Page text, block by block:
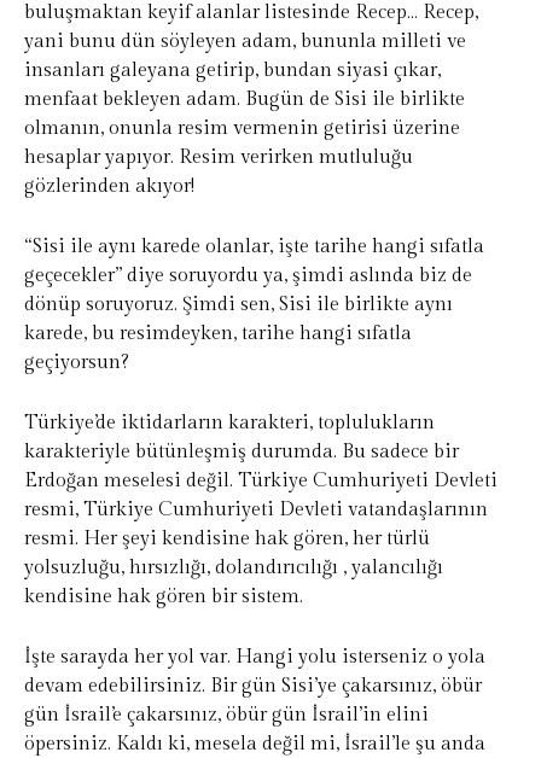
buluşmaktan keyif alanlar listesinde Recep… Recep,
yani bunu dün söyleyen adam, bununla milleti ve
insanları galeyana getirip, bundan siyasi çıkar,
menfaat bekleyen adam. Bugün de Sisi ile birlikte
olmanın, onunla resim vermenin getirisi üzerine
hesaplar yapıyor. Resim verirken mutluluğu
gözlerinden akıyor!
“Sisi ile aynı karede olanlar, işte tarihe hangi sıfatla
geçecekler” diye soruyordu ya, şimdi aslında biz de
dönüp soruyoruz. Şimdi sen, Sisi ile birlikte aynı
karede, bu resimdeyken, tarihe hangi sıfatla
geçiyorsun?
Türkiye’de iktidarların karakteri, toplulukların
karakteriyle bütünleşmiş durumda. Bu sadece bir
Erdoğan meselesi değil. Türkiye Cumhuriyeti Devleti
resmi, Türkiye Cumhuriyeti Devleti vatandaşlarının
resmi. Her şeyi kendisine hak gören, her türlü
yolsuzluğu, hırsızlığı, dolandırıcılığı , yalancılığı
kendisine hak gören bir sistem.
İşte sarayda her yol var. Hangi yolu isterseniz o yola
devam edebilirsiniz. Bir gün Sisi’ye çakarsınız, öbür
gün İsrail’e çakarsınız, öbür gün İsrail’in elini
öpersiniz. Kaldı ki, mesela değil mi, İsrail’le şu anda